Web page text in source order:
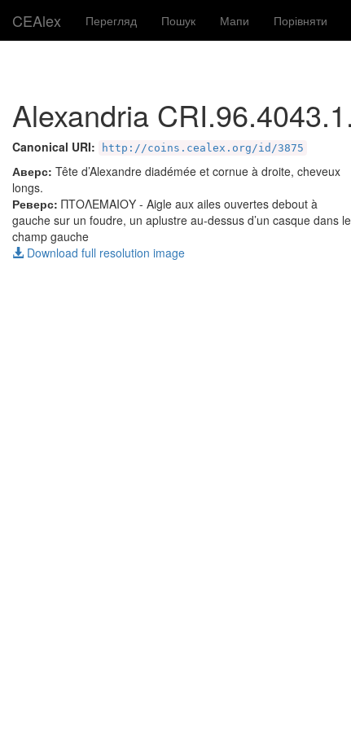
CEAlex Перегляд Пошук Мапи Порівняти
Alexandria
Canonical URI: http://coins.cealex.org/id/3875
Аверс: Tête d’Alexandre diadémée et cornue à droite, cheveux
longs.
Реверс: ΠΤΟΛΕΜΑΙΟΥ - Aigle aux ailes ouvertes debout à
gauche sur un foudre, un aplustre au-dessus d’un casque dans le
champ gauche
Download full resolution image